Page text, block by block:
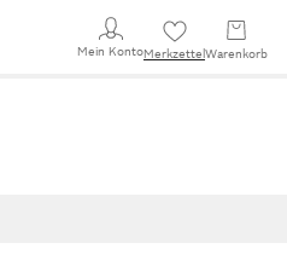
Mein KontoMerkzettel Warenkorb